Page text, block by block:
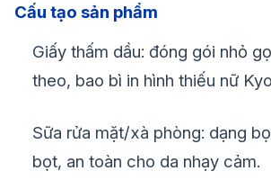
Cấu tạo sản phẩm
Giấy thấm dầu: đóng gói nhỏ
theo, bao bì in hình thiếu nữ
Sữa rửa mặt/xà phòng: dạng
bọt, an toàn cho da nhạy cảm.